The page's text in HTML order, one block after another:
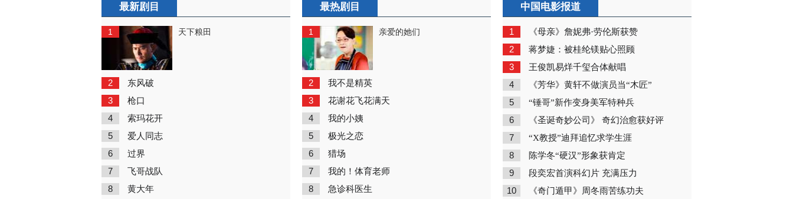
2020-12-13 10:06:18
《电视先锋榜》
20201129
2020-11-29 12:29:05
《电视先锋榜》
20201115
最新剧目
1 天下粮田
2 东风破
3 枪口
4 索玛花开
5 爱人同志
6 过界
7 飞哥战队
8 黄大年
最热剧目
1 亲爱的她们
2 我不是精英
3 花谢花飞花满天
4 我的小姨
5 极光之恋
6 猎场
7 我的！体育老师
8 急诊科医生
中国电影报道
1 《母亲》詹妮弗·劳伦斯获赞
2 蒋梦婕：被桂纶镁贴心照顾
3 王俊凯易烊千玺合体献唱
4 《芳华》黄轩不做演员当“木匠”
5 “锤哥”新作变身美军特种兵
6 《圣诞奇妙公司》 奇幻治愈获好评
7 “X教授”迪拜追忆求学生涯
8 陈学冬“硬汉”形象获肯定
9 段奕宏首演科幻片 充满压力
10 《奇门遁甲》周冬雨苦练功夫